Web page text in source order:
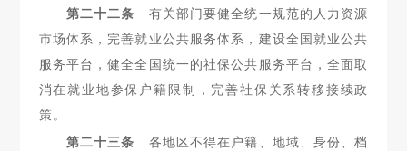
第二十二条 有关部门要健全统一规范的人力资源
市场体系， 完善就业公共服务体系，建设全国就业公共
服务平台，健全全国统一的社保公共服务平台，全面取
消在就业地参保户籍限制，完善社保关系转移接续政
策。
第二十三条 各地区不得在户籍、地域、身份、档